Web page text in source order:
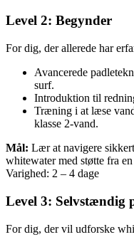
Level 2: Begynder
For dig, der allerede har
Avancerede
surf.
Introduktion til
Træning i at læse
klasse 2-vand.
Mål: Lær at navigere
whitewater med støtte fra
Varighed: 2 – 4 dage
Level 3: Selvstændig
For dig, der vil udforske